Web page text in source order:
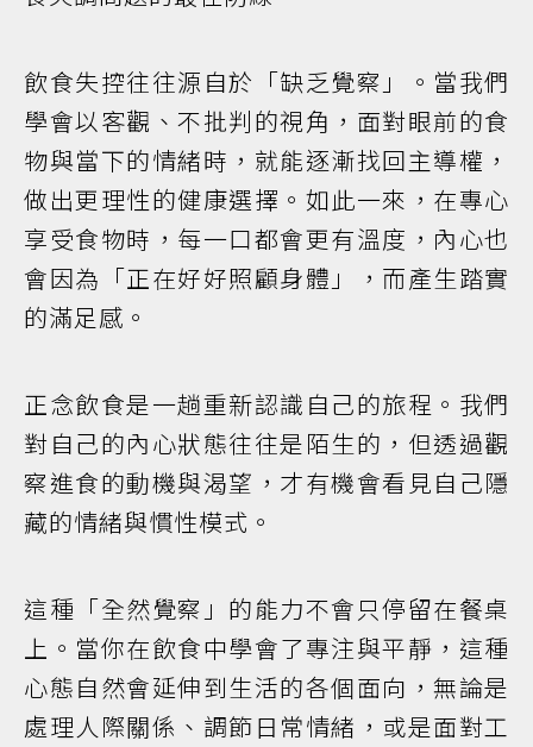
飲食失控往往源自於「缺乏覺察」。當我們
學會以客觀、不批判的視角，面對眼前的食
物與當下的情緒時，就能逐漸找回主導權，
做出更理性的健康選擇。如此一來，在專心
享受食物時，每一口都會更有溫度，內心也
會因為「正在好好照顧身體」，而產生踏實
的滿足感。
正念飲食是一趟重新認識自己的旅程。我們
對自己的內心狀態往往是陌生的，但透過觀
察進食的動機與渴望，才有機會看見自己隱
藏的情緒與慣性模式。
這種「全然覺察」的能力不會只停留在餐桌
上。當你在飲食中學會了專注與平靜，這種
心態自然會延伸到生活的各個面向，無論是
處理人際關係、調節日常情緒，或是面對工